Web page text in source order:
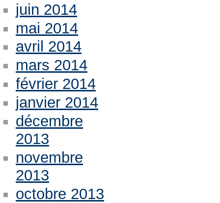
juin 2014
mai 2014
avril 2014
mars 2014
février 2014
janvier 2014
décembre
2013
novembre
2013
octobre 2013